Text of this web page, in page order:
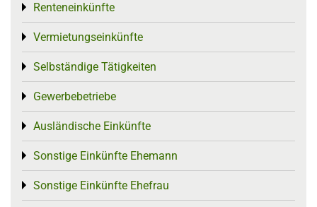
Renteneinkünfte
Toggle menu
Vermietungseinkünfte
Toggle menu
Selbständige Tätigkeiten
Toggle menu
Gewerbebetriebe
Toggle menu
Ausländische Einkünfte
Toggle menu
Sonstige Einkünfte Ehemann
Toggle menu
Sonstige Einkünfte Ehefrau
Toggle menu